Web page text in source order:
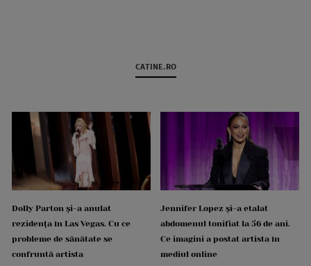
CATINE.RO
Dolly Parton și-a anulat
rezidența în Las Vegas. Cu ce
probleme de sănătate se
confruntă artista
Jennifer Lopez și-a etalat
abdomenul tonifiat la 56 de ani.
Ce imagini a postat artista în
mediul online